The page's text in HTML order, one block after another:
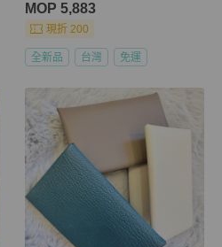
MOP 5,883
現折 200
全新品 台灣 免運